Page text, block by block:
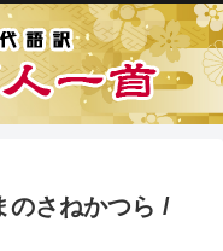
のさねかつら /